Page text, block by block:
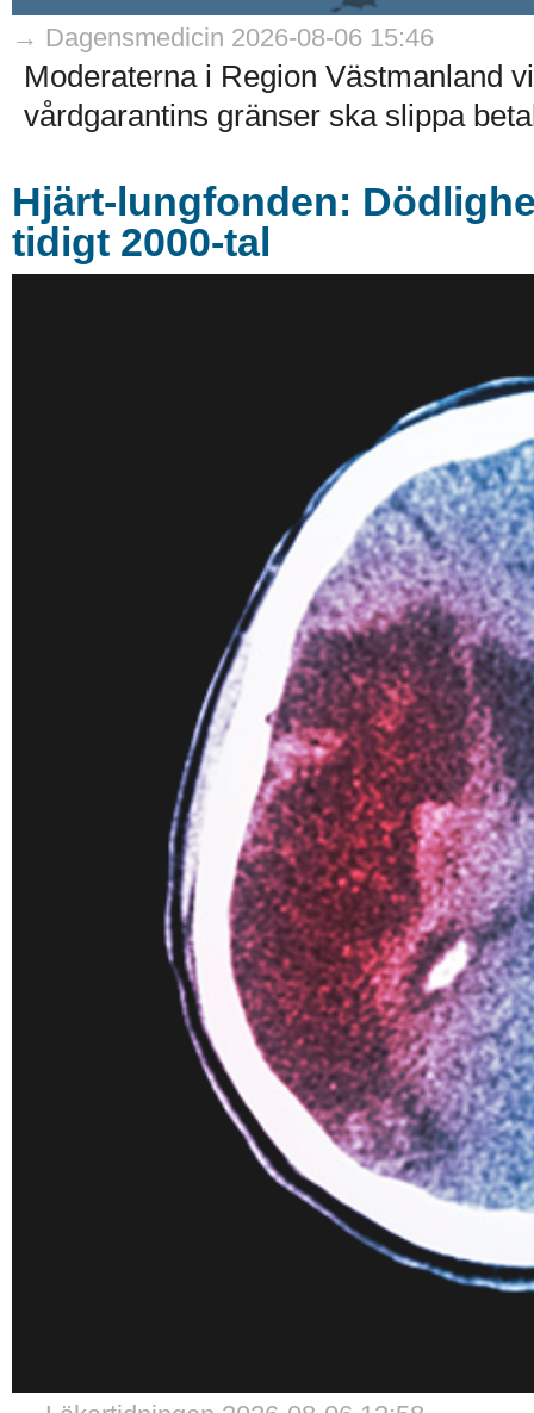
→ Dagensmedicin 2026-08-06 15:46
Moderaterna i Region Västmanland
vårdgarantins gränser ska slippa
Hjärt-lungfonden:
tidigt 2000-tal